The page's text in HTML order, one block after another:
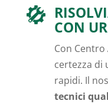
CON
Con Centro
certezza di
rapidi. Il
tecnici